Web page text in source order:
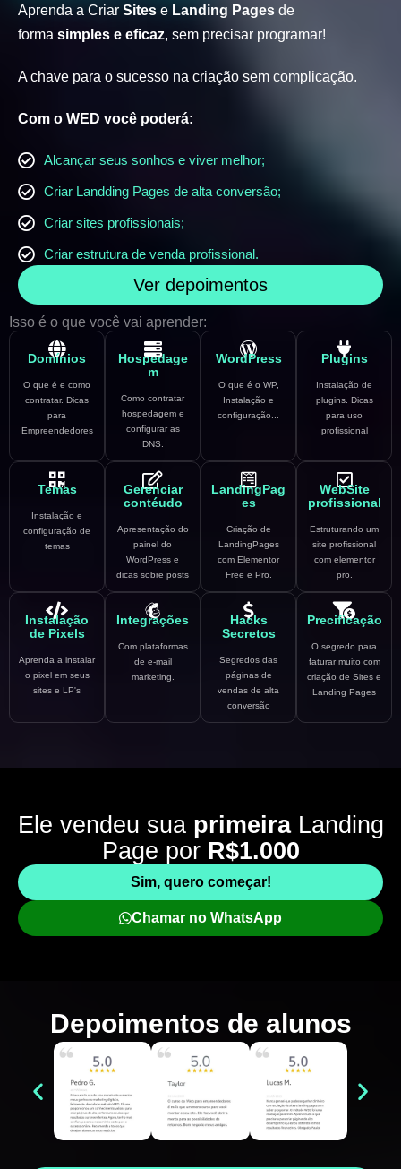
Aprenda a Criar Sites e Landing Pages de
forma simples e eficaz, sem precisar programar!
A chave para o sucesso na criação sem complicação.
Com o WED você poderá:
Alcançar seus sonhos e viver melhor;
Criar Landding Pages de alta conversão;
Criar sites profissionais;
Criar estrutura de venda profissional.
Ver depoimentos
Isso é o que você vai aprender:
Domínios
O que é e como
contratar. Dicas
para
Empreendedores
Hospedage
m
Como contratar
hospedagem e
configurar as
DNS.
WordPress
O que é o WP,
Instalação e
configuração...
Plugins
Instalação de
plugins. Dicas
para uso
profissional
Temas
Instalação e
configuração de
temas
Gerenciar
contéudo
Apresentação do
painel do
WordPress e
dicas sobre posts
LandingPag
es
Criação de
LandingPages
com Elementor
Free e Pro.
WebSite
profissional
Estruturando um
site profissional
com elementor
pro.
Instalação
de Pixels
Aprenda a instalar
o pixel em seus
sites e LP's
Integrações
Com plataformas
de e-mail
marketing.
Hacks
Secretos
Segredos das
páginas de
vendas de alta
conversão
Precificação
O segredo para
faturar muito com
criação de Sites e
Landing Pages
Ele vendeu sua primeira Landing
Page por R$1.000
Sim, quero começar!
Chamar no WhatsApp
Depoimentos de alunos